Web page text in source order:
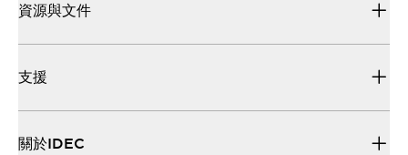
資源與文件
支援
關於IDEC